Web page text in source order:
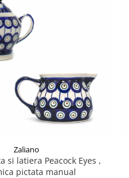
Zaliano
si latiera Peacock Eyes ,
pictata manual